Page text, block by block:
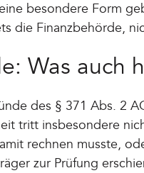
besondere Form
die Finanzbehörde,
Was auch
des § 371 Abs. 2
tritt insbesondere
rechnen musste,
zur Prüfung